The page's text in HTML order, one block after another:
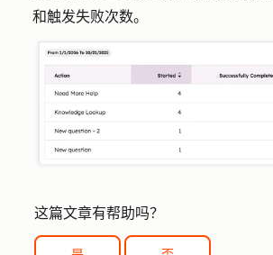
和触发失败次数。
这篇文章有帮助吗？